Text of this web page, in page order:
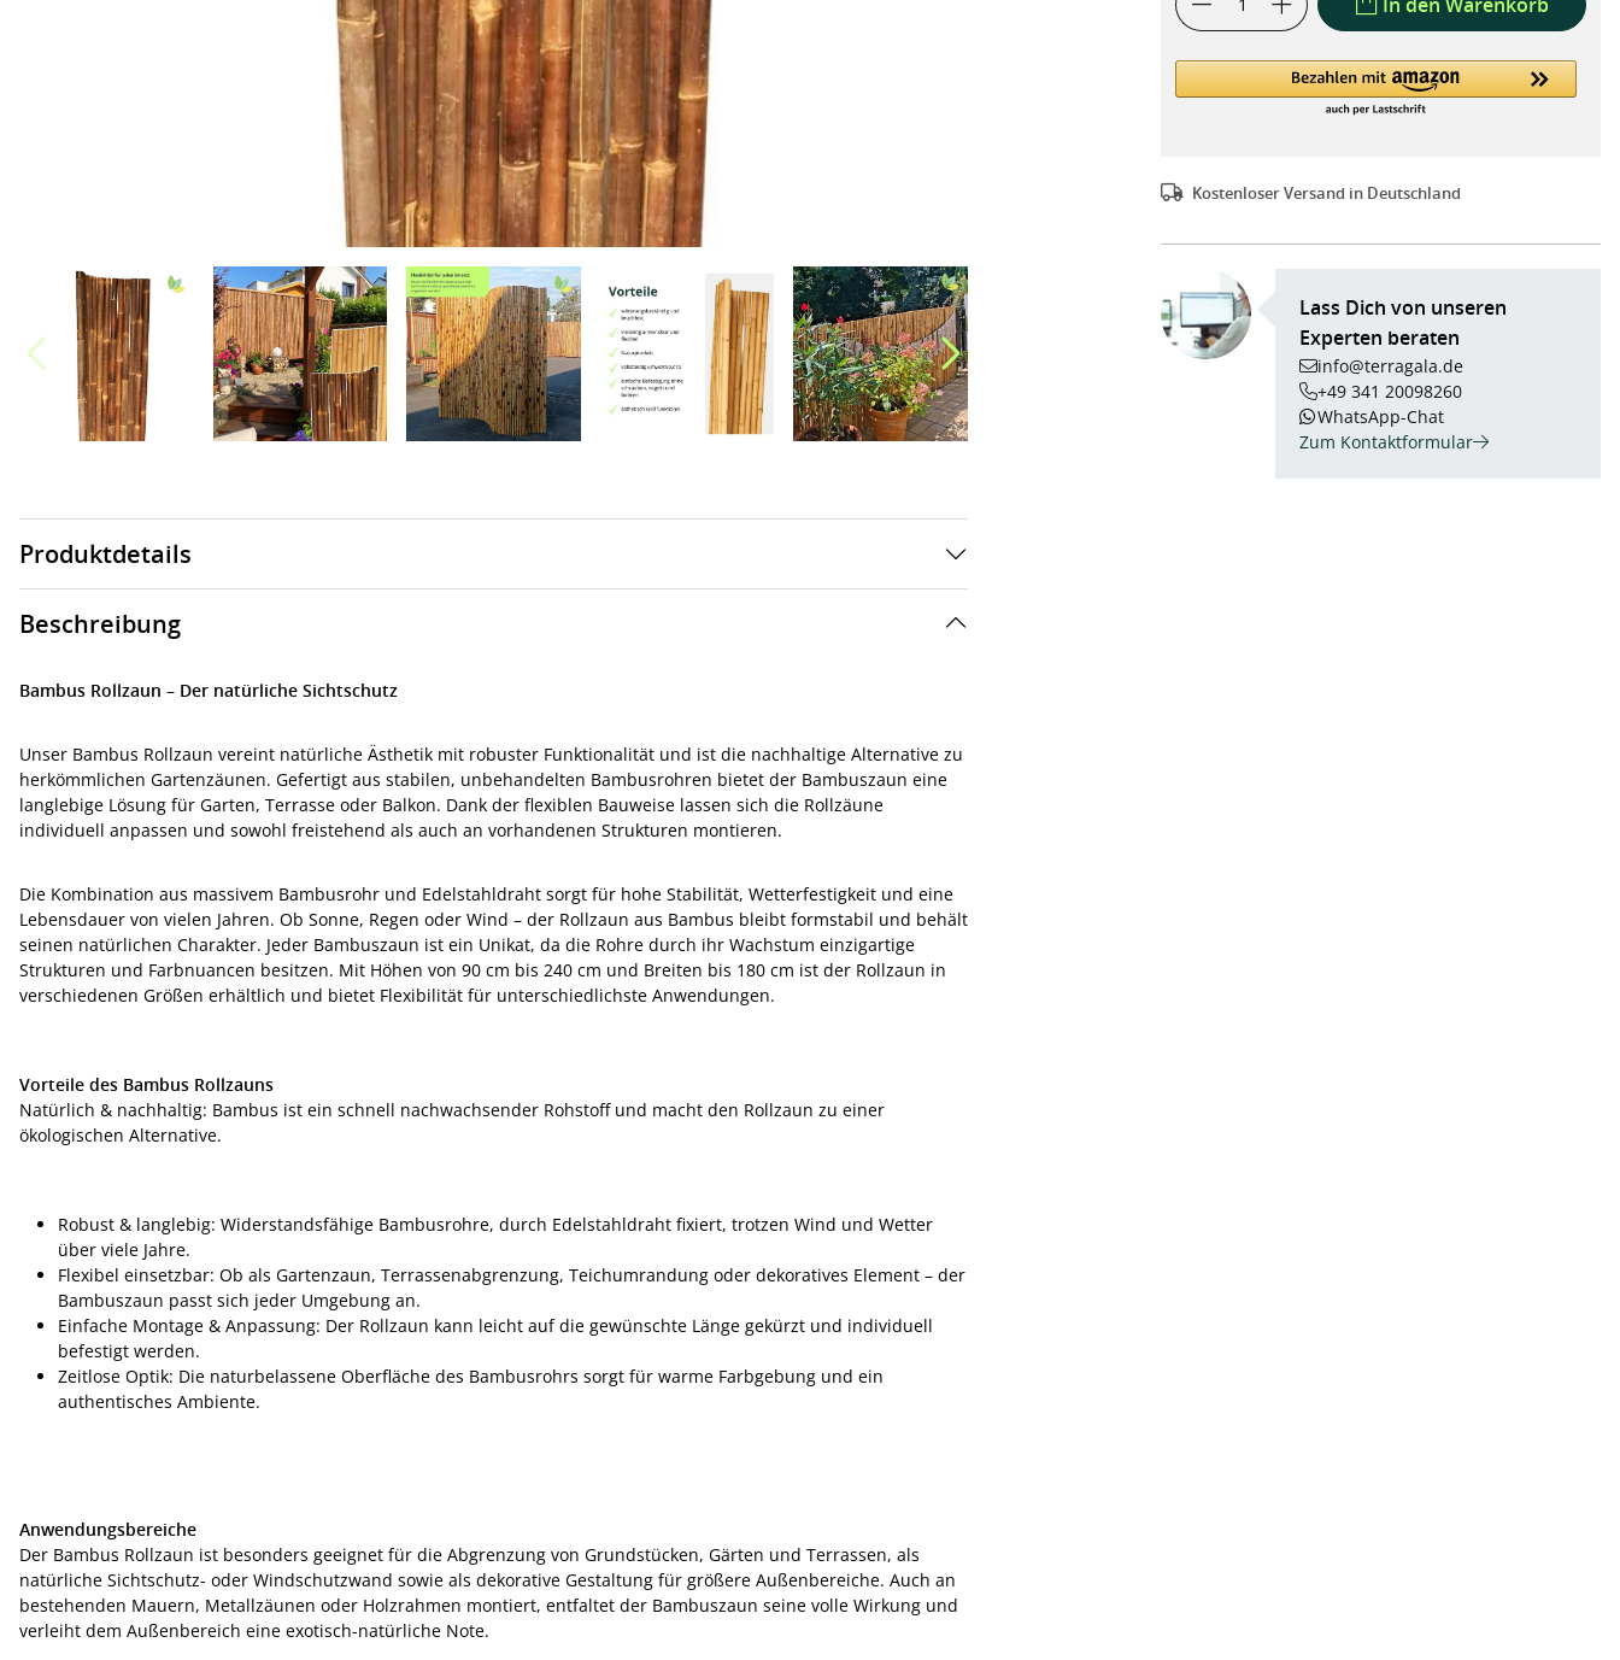
Kostenloser Versand in Deutschland
Lass Dich von unseren
Experten beraten
info@terragala.de
+49 341 20098260
WhatsApp-Chat
Zum Kontaktformular
Produktdetails
Beschreibung
Bambus Rollzaun – Der natürliche Sichtschutz
Unser Bambus Rollzaun vereint natürliche Ästhetik mit robuster Funktionalität und ist die nachhaltige Alternative zu
herkömmlichen Gartenzäunen. Gefertigt aus stabilen, unbehandelten Bambusrohren bietet der Bambuszaun eine
langlebige Lösung für Garten, Terrasse oder Balkon. Dank der flexiblen Bauweise lassen sich die Rollzäune
individuell anpassen und sowohl freistehend als auch an vorhandenen Strukturen montieren.
Die Kombination aus massivem Bambusrohr und Edelstahldraht sorgt für hohe Stabilität, Wetterfestigkeit und eine
Lebensdauer von vielen Jahren. Ob Sonne, Regen oder Wind – der Rollzaun aus Bambus bleibt formstabil und behält
seinen natürlichen Charakter. Jeder Bambuszaun ist ein Unikat, da die Rohre durch ihr Wachstum einzigartige
Strukturen und Farbnuancen besitzen. Mit Höhen von 90 cm bis 240 cm und Breiten bis 180 cm ist der Rollzaun in
verschiedenen Größen erhältlich und bietet Flexibilität für unterschiedlichste Anwendungen.
Vorteile des Bambus Rollzauns
Natürlich & nachhaltig: Bambus ist ein schnell nachwachsender Rohstoff und macht den Rollzaun zu einer
ökologischen Alternative.
Robust & langlebig: Widerstandsfähige Bambusrohre, durch Edelstahldraht fixiert, trotzen Wind und Wetter
über viele Jahre.
Flexibel einsetzbar: Ob als Gartenzaun, Terrassenabgrenzung, Teichumrandung oder dekoratives Element – der
Bambuszaun passt sich jeder Umgebung an.
Einfache Montage & Anpassung: Der Rollzaun kann leicht auf die gewünschte Länge gekürzt und individuell
befestigt werden.
Zeitlose Optik: Die naturbelassene Oberfläche des Bambusrohrs sorgt für warme Farbgebung und ein
authentisches Ambiente.
Anwendungsbereiche
Der Bambus Rollzaun ist besonders geeignet für die Abgrenzung von Grundstücken, Gärten und Terrassen, als
natürliche Sichtschutz- oder Windschutzwand sowie als dekorative Gestaltung für größere Außenbereiche. Auch an
bestehenden Mauern, Metallzäunen oder Holzrahmen montiert, entfaltet der Bambuszaun seine volle Wirkung und
verleiht dem Außenbereich eine exotisch-natürliche Note.